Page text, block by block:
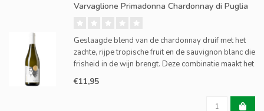
Varvaglione Primadonna Chardonnay di Puglia
Geslaagde blend van de chardonnay druif met het
zachte, rijpe tropische fruit en de sauvignon blanc die
frisheid in de wijn brengt. Deze combinatie maakt het
een ideale wijn voor diverse gelegenheden en
combinaties met 'easy going' gerechten.
€11,95